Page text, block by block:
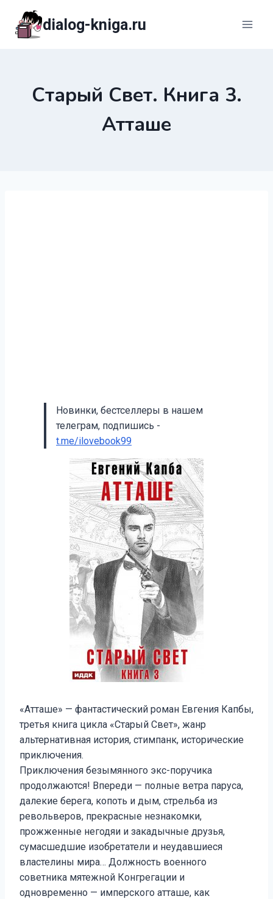
содержимому
dialog-kniga.ru
Старый Свет. Книга 3.
Атташе
Новинки, бестселлеры в нашем
телеграм, подпишись -
t.me/ilovebook99
«Атташе» — фантастический роман Евгения Капбы,
третья книга цикла «Старый Свет», жанр
альтернативная история, стимпанк, исторические
приключения.
Приключения безымянного экс-поручика
продолжаются! Впереди — полные ветра паруса,
далекие берега, копоть и дым, стрельба из
револьверов, прекрасные незнакомки,
прожженные негодяи и закадычные друзья,
сумасшедшие изобретатели и неудавшиеся
властелины мира… Должность военного
советника мятежной Конгрегации и
одновременно — имперского атташе, как